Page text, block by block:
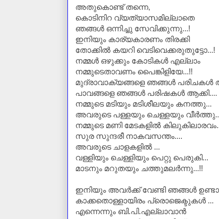
അതുകൊണ്ട് തന്നെ,
കൊടിനിറ വ്യത്യാസമില്ലാതെ
ഞങ്ങള്‍ ഒന്നിച്ചു സേവിക്കുന്നു...!
ഇനിയും കാര്യകാരണം തിരക്കി
തോക്കില്‍ കയറി വെടിവെക്കരുതുട്ടോ...!
നമ്മള്‍ ഒഴുക്കും കോടികള്‍ എല്ലാം
നമ്മുടെതാവണം പൈങ്കിളിയേ...!!
മുദ്രാവാക്യങ്ങളെ ഞങ്ങള്‍ പരിചകള്‍
പാവങ്ങളെ ഞങ്ങള്‍ പരിഷകള്‍ ആക്കി....
നമ്മുടെ മടിയും മടിശീലയും കനത്തു...
അവരുടെ പള്ളയും ചെള്ളയും
നമ്മുടെ മണി മേടകളില്‍
സുര സുന്ദരീ നാകവസന്തം....
അവരുടെ ചാളകളില്‍ ...
വള്ളിയും ചെള്ളിയും പെറ്റു പെരുകി...
മാടനും മറുതയും ചത്തുമലര്‍ന്നു...!!
ഇനിയും അവര്‍ക്ക് വേണ്ടി ഞങ്ങള്‍
കാക്കതൊള്ളായിരം പ്രൊജെക്ടുകള്‍ ...
എന്നെന്നും ബി.പി.എല്ലാവാന്‍